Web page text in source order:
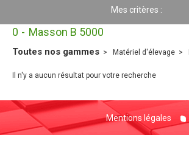
Mes critères :
Toutes nos gammes Matériel d'élevage
0 Masson B 5000
Il n'y a aucun résultat pour votre recherche
Mentions légales